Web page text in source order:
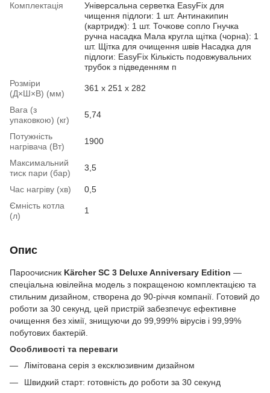
Комплектація
Універсальна серветка EasyFix для
чищення підлоги: 1 шт. Антинакипин
(картридж): 1 шт. Точкове сопло Гнучка
ручна насадка Мала кругла щітка (чорна): 1
шт. Щітка для очищення швів Насадка для
підлоги: EasyFix Кількість подовжувальних
трубок з підведенням п
Розміри
(Д×Ш×В) (мм)
361 x 251 x 282
Вага (з
упаковкою) (кг)
5,74
Потужність
нагрівача (Вт)
1900
Максимальний
тиск пари (бар)
3,5
Час нагріву (хв)
0,5
Ємність котла
(л)
1
Опис
Пароочисник Kärcher SC 3 Deluxe Anniversary Edition —
спеціальна ювілейна модель з покращеною комплектацією та
стильним дизайном, створена до 90-річчя компанії. Готовий до
роботи за 30 секунд, цей пристрій забезпечує ефективне
очищення без хімії, знищуючи до 99,999% вірусів і 99,99%
побутових бактерій.
Особливості та переваги
Лімітована серія з ексклюзивним дизайном
Швидкий старт: готовність до роботи за 30 секунд